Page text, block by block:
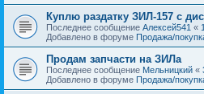
Куплю раздатку ЗИЛ-157 с
Последнее сообщение Алексей541 «
Добавлено в форуме Продажа/
Продам запчасти на ЗИЛа
Последнее сообщение Мельницкий «
Добавлено в форуме Продажа/